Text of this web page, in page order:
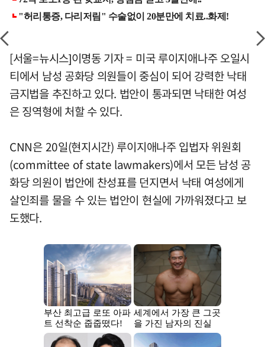
[서울=뉴시스]이명동 기자 = 미국 루이지애나주 오일시
티에서 남성 공화당 의원들이 중심이 되어 강력한 낙태
금지법을 추진하고 있다. 법안이 통과되면 낙태한 여성
은 징역형에 처할 수 있다.
CNN은 20일(현지시간) 루이지애나주 입법자 위원회
(committee of state lawmakers)에서 모든 남성 공
화당 의원이 법안에 찬성표를 던지면서 낙태 여성에게
살인죄를 물을 수 있는 법안이 현실에 가까워졌다고 보
도했다.